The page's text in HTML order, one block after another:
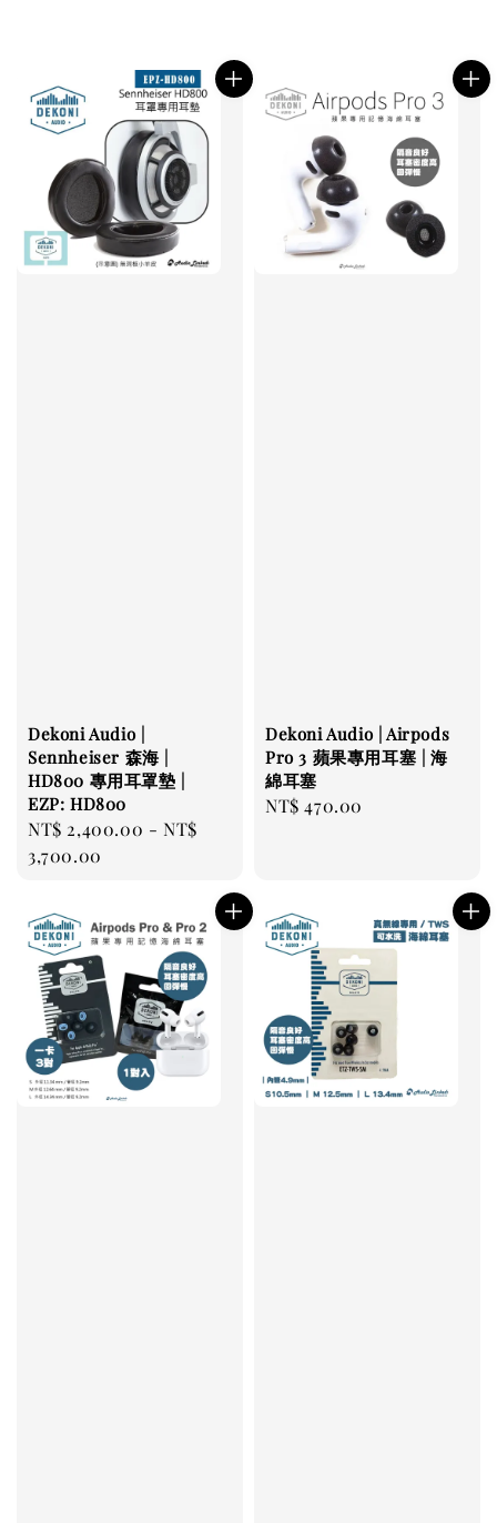
Dekoni Audio |
Sennheiser 森海 |
HD800 專用耳罩墊 |
EZP: HD800
Regular
price
NT$ 2,400.00 -NT$
3,700.00
Dekoni Audio | Airpods
Pro 3 蘋果專用耳塞 | 海
綿耳塞
Regular
NT$ 470.00